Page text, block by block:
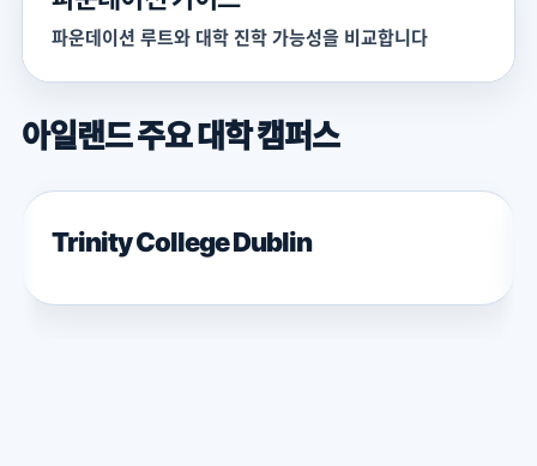
파운데이션 루트와 대학 진학 가능성을 비교합니다
아일랜드 주요 대학 캠퍼스
Trinity College Dublin